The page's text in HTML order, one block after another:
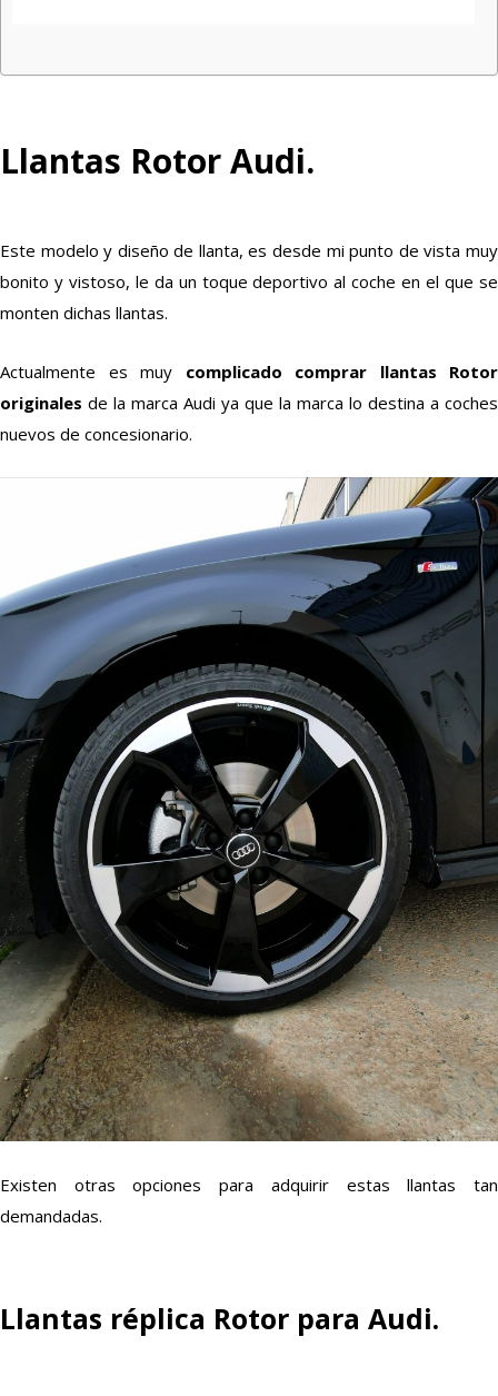
Llantas Rotor Audi.
Este modelo y diseño de llanta, es desde mi punto de vista muy
bonito y vistoso, le da un toque deportivo al coche en el que se
monten dichas llantas.
Actualmente es muy complicado comprar llantas Rotor
originales de la marca Audi ya que la marca lo destina a coches
nuevos de concesionario.
Existen otras opciones para adquirir estas llantas tan
demandadas.
Llantas réplica Rotor para Audi.